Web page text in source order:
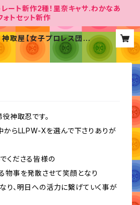
ート新作2種！里奈キャサ.わかなあ
ォトセット新作
取屋【女子プロレス団体
X 」Official Shop】
神取忍です。
からLLPW-Xを選んで下さりありが
くださる皆様の
物事を発散させて笑顔となり
り、明日への活力に繋げていく事が